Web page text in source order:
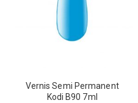
Vernis Semi Permanent
Kodi B90 7ml